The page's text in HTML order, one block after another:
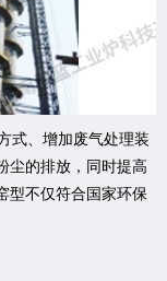
式、增加废气处理装
尘的排放，同时提高
型不仅符合国家环保